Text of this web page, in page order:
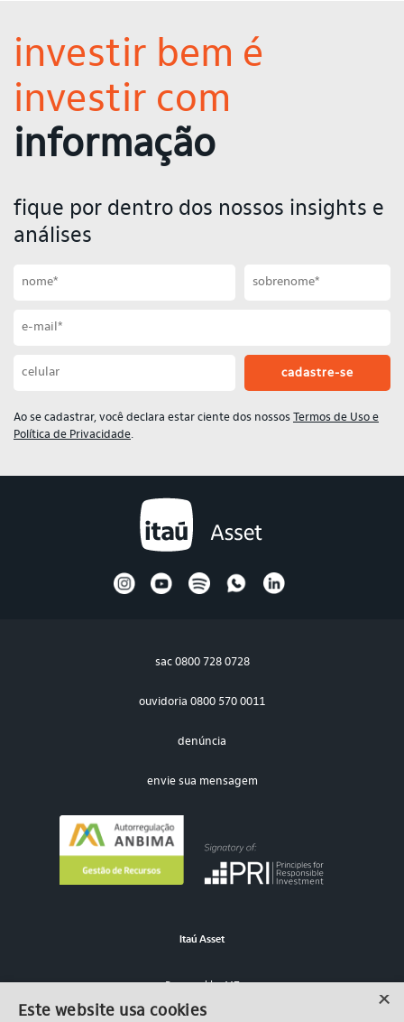
investir bem é
investir com
informação
fique por dentro dos nossos insights e
análises
Ao se cadastrar, você declara estar ciente dos nossos
Termos de Uso e
Política de Privacidade.
sac 0800 728 0728
ouvidoria 0800 570 0011
denúncia
envie sua mensagem
Itaú Asset
Powered by MZ
×
Este website usa cookies